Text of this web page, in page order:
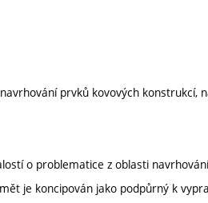
prvků kovových konstrukcí,
o problematice z oblasti
je koncipován jako podpůrný k